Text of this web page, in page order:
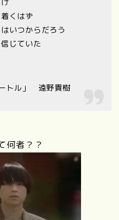
くはず
いつからだろう
じていた
トル」 遠野貴樹
何者？？